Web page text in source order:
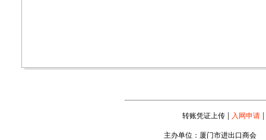
转账凭证上传| 入网申请|
主办单位：厦门市进出口商